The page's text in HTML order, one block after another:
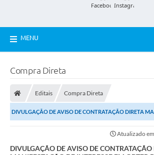
MENU
Compra Direta
Editais Compra Direta
DIVULGAÇÃO DE AVISO DE CONTRATAÇÃO DIRETA
Atualizado
DIVULGAÇÃO DE AVISO DE CONTRATAÇÃO